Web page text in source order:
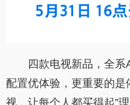
四款电视新品，全
配置优体验，更重要的是